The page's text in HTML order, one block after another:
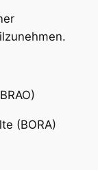
(BORA)